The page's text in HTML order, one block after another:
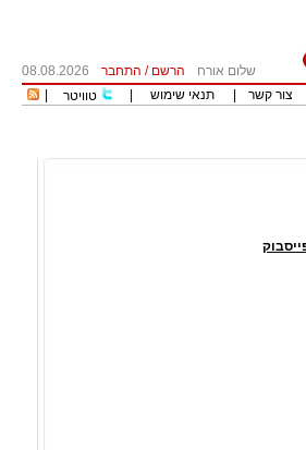
שלום אורח הרשם / התחבר
08.08.2026
צור קשר תנאי שימוש טוויטר